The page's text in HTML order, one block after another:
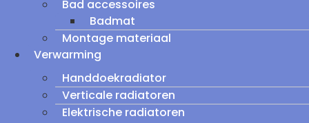
Bad accessoires
Badmat
Montage materiaal
Verwarming
Handdoekradiator
Verticale radiatoren
Elektrische radiatoren